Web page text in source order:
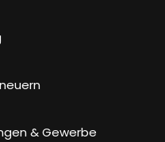
& Gewerbe